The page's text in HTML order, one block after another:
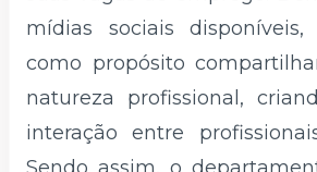
mídias sociais
como propósito
natureza profissional,
interação entre